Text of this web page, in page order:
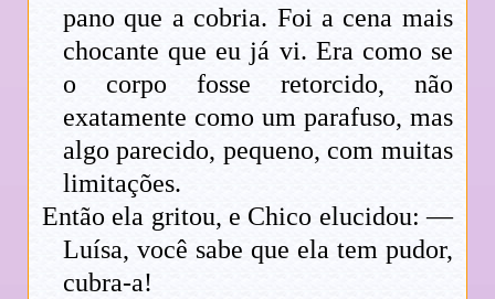
pano que a cobria. Foi a cena mais
chocante que eu já vi. Era como se
o corpo fosse retorcido, não
exatamente como um parafuso, mas
algo parecido, pequeno, com muitas
limitações.
Então ela gritou, e Chico elucidou: —
Luísa, você sabe que ela tem pudor,
cubra-a!